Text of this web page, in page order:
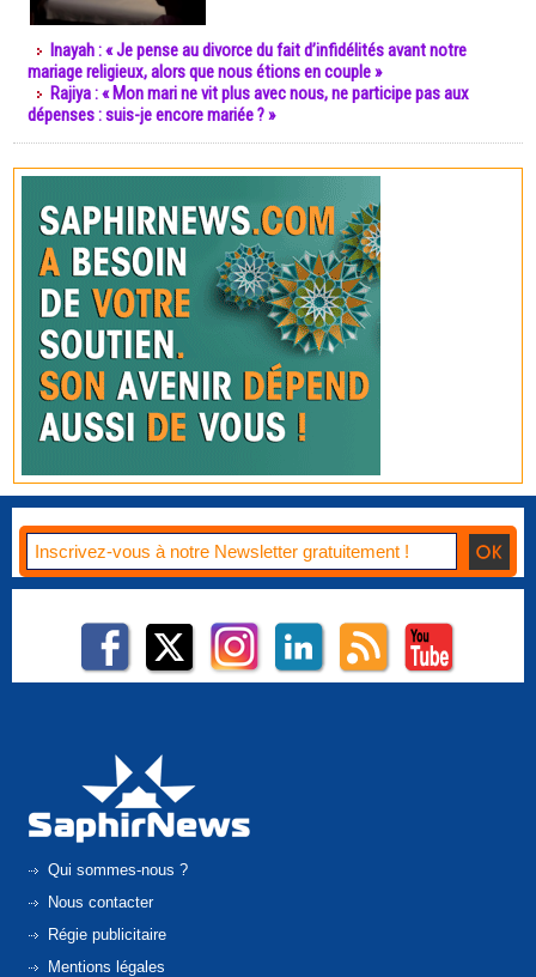
Inayah : « Je pense au divorce du fait d’infidélités avant notre
mariage religieux, alors que nous étions en couple »
Rajiya : « Mon mari ne vit plus avec nous, ne participe pas aux
dépenses : suis-je encore mariée ? »
Qui sommes-nous ?
Nous contacter
Régie publicitaire
Mentions légales